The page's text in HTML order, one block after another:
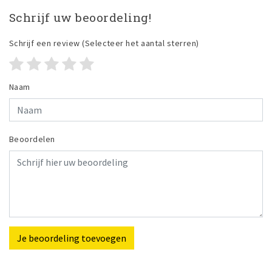
Schrijf uw beoordeling!
Schrijf een review (Selecteer het aantal sterren)
Naam
Beoordelen
Je beoordeling toevoegen